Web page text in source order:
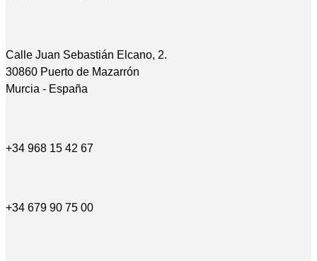
Calle Juan Sebastián Elcano, 2.
30860 Puerto de Mazarrón
Murcia - España
+34 968 15 42 67
+34 679 90 75 00